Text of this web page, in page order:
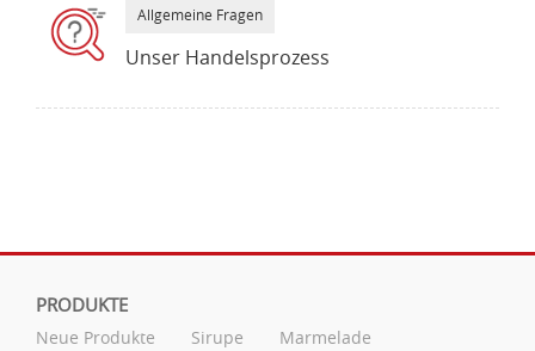
Allgemeine Fragen
Unser Handelsprozess
PRODUKTE
Neue Produkte Sirupe
Marmelade